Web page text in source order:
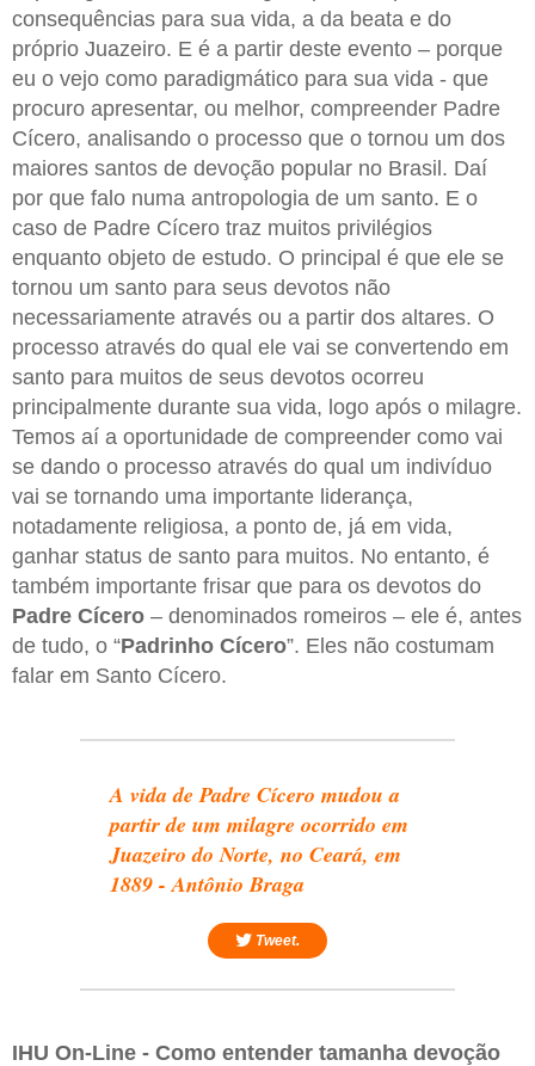
consequências para sua vida, a da beata e do
próprio Juazeiro. E é a partir deste evento – porque
eu o vejo como paradigmático para sua vida - que
procuro apresentar, ou melhor, compreender Padre
Cícero, analisando o processo que o tornou um dos
maiores santos de devoção popular no Brasil. Daí
por que falo numa antropologia de um santo. E o
caso de Padre Cícero traz muitos privilégios
enquanto objeto de estudo. O principal é que ele se
tornou um santo para seus devotos não
necessariamente através ou a partir dos altares. O
processo através do qual ele vai se convertendo em
santo para muitos de seus devotos ocorreu
principalmente durante sua vida, logo após o milagre.
Temos aí a oportunidade de compreender como vai
se dando o processo através do qual um indivíduo
vai se tornando uma importante liderança,
notadamente religiosa, a ponto de, já em vida,
ganhar status de santo para muitos. No entanto, é
também importante frisar que para os devotos do
Padre Cícero – denominados romeiros – ele é, antes
de tudo, o “Padrinho Cícero”. Eles não costumam
falar em Santo Cícero.
A vida de Padre Cícero mudou a
partir de um milagre ocorrido em
Juazeiro do Norte, no Ceará, em
1889 - Antônio Braga
Tweet.
IHU On-Line - Como entender tamanha devoção